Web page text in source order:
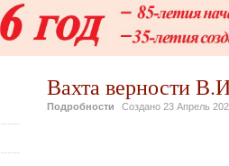
Вахта верности
Подробности Создано 23 Апрель